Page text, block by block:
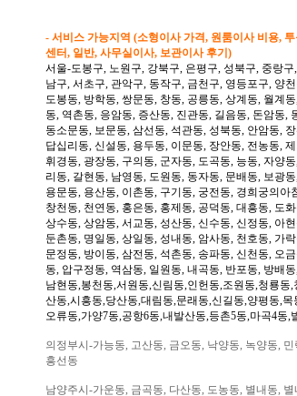
- 서비스 가능지역 (소형이사 가격, 원룸이사 비용,
센터, 일반, 사무실이사, 보관이사 후기)
서울-도봉구, 노원구, 강북구, 은평구, 성북구, 중랑
남구, 서초구, 관악구, 동작구, 금천구, 영등포구, 양
도봉동, 방학동, 쌍문동, 창동, 공릉동, 상계동, 월계
동, 역촌동, 응암동, 증산동, 진관동, 길음동, 돈암동,
동소문동, 보문동, 삼선동, 석관동, 성북동, 안암동,
답십리동, 신설동, 용두동, 이문동, 장안동, 전농동,
휘경동, 광장동, 구의동, 군자동, 도곡동, 능동, 자양
리동, 갈현동, 남영동, 도원동, 동자동, 문배동, 보광
용문동, 용산동, 이촌동, 구기동, 궁전동, 경희궁의
창천동, 천연동, 홍은동, 홍제동, 공덕동, 대흥동, 도
상수동, 상암동, 서교동, 성산동, 신수동, 신정동, 아
둔촌동, 명일동, 상일동, 성내동, 암사동, 천호동, 가
문정동, 방이동, 삼전동, 석촌동, 송파동, 신천동, 오
동, 압구정동, 역삼동, 일원동, 내곡동, 반포동, 방배
남현동,봉천동,서원동,신림동,인헌동,조원동,청룡
산동,시흥동,당산동,대림동,문래동,신길동,양평동,
오류동,가양7동,공항6동,내발산동,등촌5동,마곡4동
의정부시-가능동, 고산동, 금오동, 낙양동, 녹양동,
흥선동
남양주시-가운동, 금곡동, 다산동, 도농동, 별내동,